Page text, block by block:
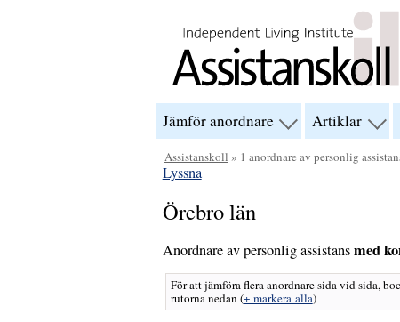
Jämför anordnare
visa
menyn
för
Artiklar visa
för
Assistanskoll » 1 anordnare av personlig
Lyssna
Örebro län
Anordnare av personlig assistansmed
För att jämföra flera anordnare sida vid sida,
rutorna nedan (+ markera alla)